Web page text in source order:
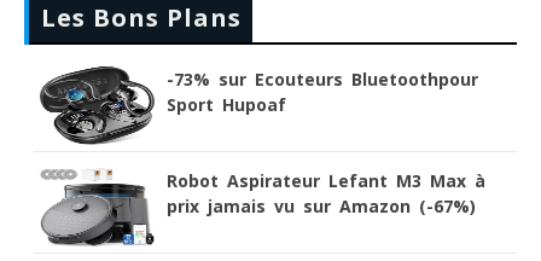
Les Bons Plans
-73% sur Ecouteurs Bluetoothpour
Sport Hupoaf
Robot Aspirateur Lefant M3 Max à
prix jamais vu sur Amazon (-67%)